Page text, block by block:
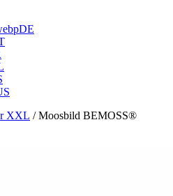
DE
XXL / Moosbild BEMOSS®